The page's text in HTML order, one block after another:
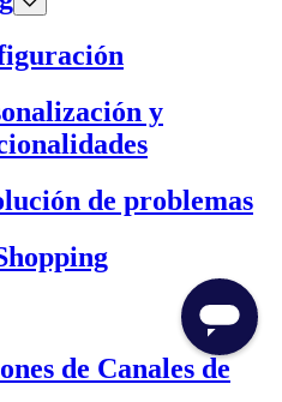
y
de problemas
de Canales de